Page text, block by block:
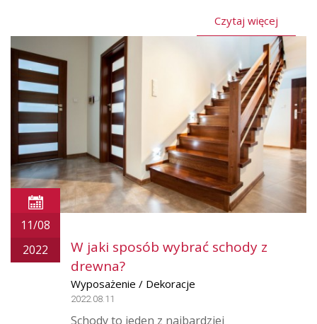
Czytaj więcej
11/08
2022
W jaki sposób wybrać schody z
drewna?
Wyposażenie / Dekoracje
2022.08.11
Schody to jeden z najbardziej